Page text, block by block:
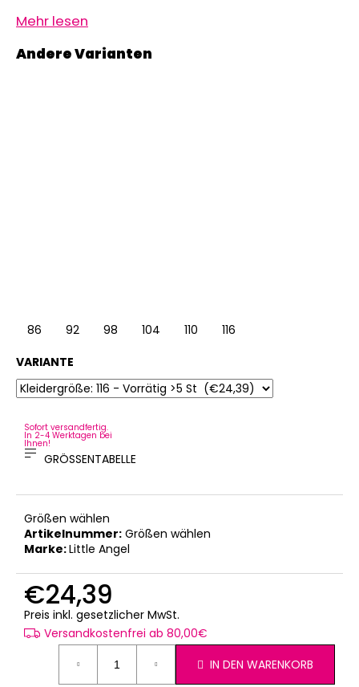
Mehr lesen
86 92 98 104 110 116
VARIANTE
Sofort versandfertig.
In 2-4 Werktagen bei
Ihnen!
GRÖSSENTABELLE
Größen wählen
Artikelnummer: Größen wählen
Marke:Little Angel
€24,39
Preis inkl. gesetzlicher MwSt.
Versandkostenfrei ab 80,00€
IN DEN WARENKORB